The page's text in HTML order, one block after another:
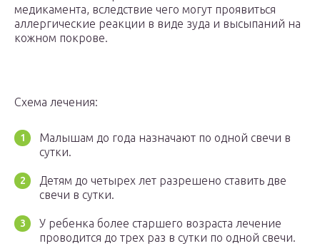
медикамента, вследствие чего могут проявиться
аллергические реакции в виде зуда и высыпаний на
кожном покрове.
Схема лечения:
Малышам до года назначают по одной свечи в
сутки.
Детям до четырех лет разрешено ставить две
свечи в сутки.
У ребенка более старшего возраста лечение
проводится до трех раз в сутки по одной свечи.